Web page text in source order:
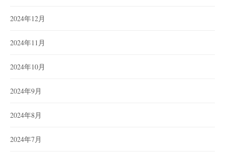
2024年12月
2024年11月
2024年10月
2024年9月
2024年8月
2024年7月